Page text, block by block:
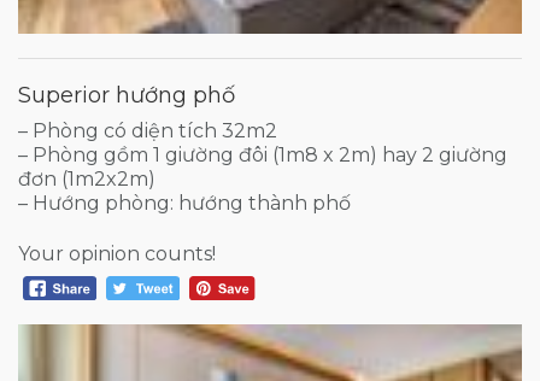
Superior hướng phố
– Phòng có diện tích 32m2
– Phòng gồm 1 giường đôi (1m8 x 2m) hay 2 giường
đơn (1m2x2m)
– Hướng phòng: hướng thành phố
Your opinion counts!